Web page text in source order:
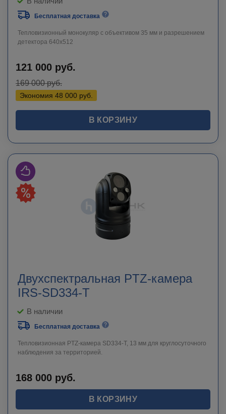
Бесплатная доставка
Тепловизионный монокуляр с объективом 35 мм и разрешением
детектора 640х512
121 000 руб.
169 000руб.
Экономия 48 000 руб.
В КОРЗИНУ
Двухспектральная PTZ-камера
IRS-SD334-T
В наличии
Бесплатная доставка
Тепловизионная PTZ-камера SD334-T, 13 мм для круглосуточного
наблюдения за территорией.
168 000 руб.
В КОРЗИНУ